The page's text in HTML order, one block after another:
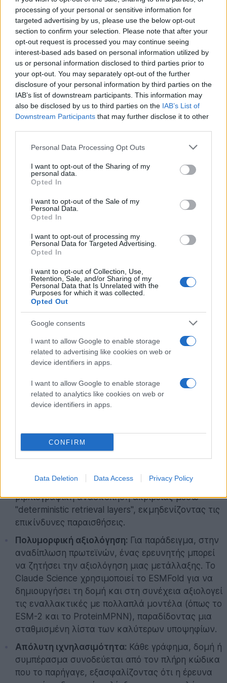
processing of your personal or sensitive information for
targeted advertising by us, please use the below opt-out
section to confirm your selection. Please note that after your
opt-out request is processed you may continue seeing
interest-based ads based on personal information utilized by
us or personal information disclosed to third parties prior to
your opt-out. You may separately opt-out of the further
disclosure of your personal information by third parties on the
IAB’s list of downstream participants. This information may
also be disclosed by us to third parties on the IAB’s List of
Downstream Participants that may further disclose it to other
Please note that this website/app uses one or more Google
not limited to your visit or usage behaviour. You may click to
grant or deny consent to Google and its third-party tags to
use your data for below specified purposes in below Google
consent section.
Personal Data Processing Opt Outs
I want to opt-out of the Sharing of my
personal data.
Opted In
I want to opt-out of the Sale of my
Personal Data.
Opted In
I want to opt-out of processing my
Personal Data for Targeted Advertising.
Opted In
I want to opt-out of Collection, Use,
Retention, Sale, and/or Sharing of my
Personal Data that Is Unrelated with the
Purposes for which it was collected.
Opted Out
Google consents
I want to allow Google to enable storage
related to advertising like cookies on web or
device identifiers in apps.
I want to allow Google to enable storage
related to analytics like cookies on web or
device identifiers in apps.
CONFIRM
Data Deletion Data Access Privacy Policy
κοινής ωφέλειας
Το πιο ενδιαφέρον στοιχείο αυτού του εγχειρήματος
είναι ο ιατρικός στόχος. Η Anthropic δεν σκοπεύει να
ανταγωνιστεί άμεσα τη Pfizer ή τη Novartis στα
φάρμακα (π.χ. θεραπείες απώλειας βάρους ή συνήθη
καρδιαγγειακά), τα οποία απαιτούν τεράστια
εμπορικά δίκτυα. Εκμεταλλευόμενη το καταστατικό
της ως Εταιρεία Κοινής Ωφέλειας, εστιάζει στην
ανακάλυψη θεραπειών για τις λεγόμενες
για παθήσεις που συχνά αγνοούνται από την
παραδοσιακή αγορά R&D, καθώς το μικρό μέγεθος
των ασθενών δεν δικαιολογεί οικονομικά μια
επένδυση 2 δισεκατομμυρίων δολαρίων και μια
δεκαετία ερευνών.
συμπιέσει δραματικά αυτό το κόστος και τον χρόνο.
Claude Science
μήνες αντί για χρόνια, το οικονομικό ρίσκο
ελαχιστοποιείται, επιτρέποντας την ανάπτυξη
«ορφανών φαρμάκων» με καθαρά κοινωνικό
Πώς λειτουργεί το Claude Science
Σε επίπεδο λογισμικού, το Claude Science
ως ένα ενοποιημένο ψηφιακό ερευνητικό εργαστήριο
(AI workbench) που αντί να απαιτεί από τους
επιστήμονες να εναλλάσσονται μεταξύ Jupyter
notebooks, τερματικών HPC, της βάσης PubMed και
ένα περιβάλλον εντολών φυσικής γλώσσας.
Διασύνδεση δεδομένων:Συνδέεται εγγενώς με
επιτρέποντας στο μοντέλο να εκτελεί
βιβλιογραφική ανασκόπηση ακριβείας μέσω
"deterministic retrieval layers", εκμηδενίζοντας τις
επικίνδυνες παραισθήσεις.
Πολυμορφική αξιολόγηση: Για παράδειγμα, στην
αναδίπλωση πρωτεϊνών, ένας ερευνητής μπορεί
να ζητήσει την αξιολόγηση μιας μετάλλαξης. Το
Claude Science χρησιμοποιεί το ESMFold για να
δημιουργήσει τη δομή και στη συνέχεια αξιολογεί
τις εναλλακτικές με πολλαπλά μοντέλα (όπως το
ESM-2 και το ProteinMPNN), παραδίδοντας μια
σταθμισμένη λίστα των καλύτερων υποψηφίων.
Απόλυτη ιχνηλασιμότητα: Κάθε γράφημα, δομή ή
συμπέρασμα συνοδεύεται από τον πλήρη κώδικα
που το παρήγαγε, εξασφαλίζοντας ότι η έρευνα